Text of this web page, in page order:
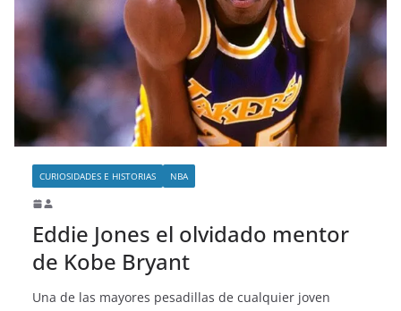
CURIOSIDADES E HISTORIAS NBA
Eddie Jones el olvidado mentor
de Kobe Bryant
Una de las mayores pesadillas de cualquier joven